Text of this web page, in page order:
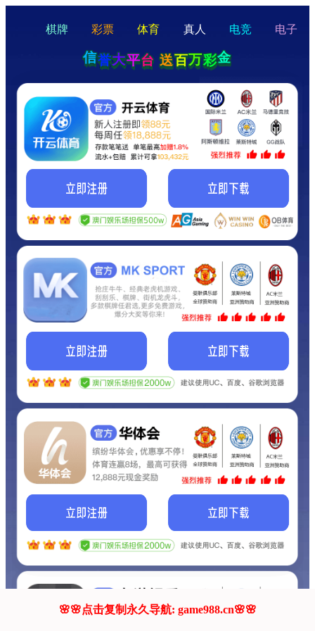
hello
Hey Guys!
我们即将上线啦...
我们的网站正在建设.
它将是非常棒的网站.
联系我们!